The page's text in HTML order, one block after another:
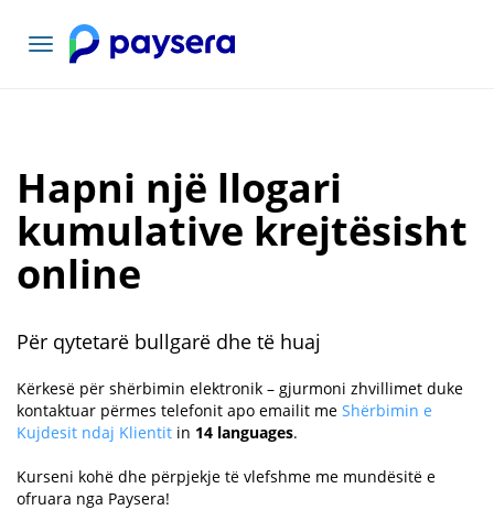
Lundrimi
toggle
Hapni një llogari
kumulative krejtësisht
online
Për qytetarë bullgarë dhe të huaj
Kërkesë për shërbimin elektronik – gjurmoni zhvillimet duke
kontaktuar përmes telefonit apo emailit me Shërbimin e
Kujdesit ndaj Klientit in 14 languages.
Kurseni kohë dhe përpjekje të vlefshme me mundësitë e
ofruara nga Paysera!